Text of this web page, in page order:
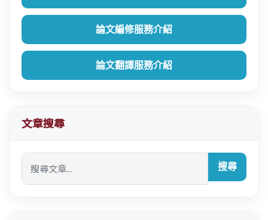
論文編修服務介紹
論文翻譯服務介紹
文章搜尋
搜尋